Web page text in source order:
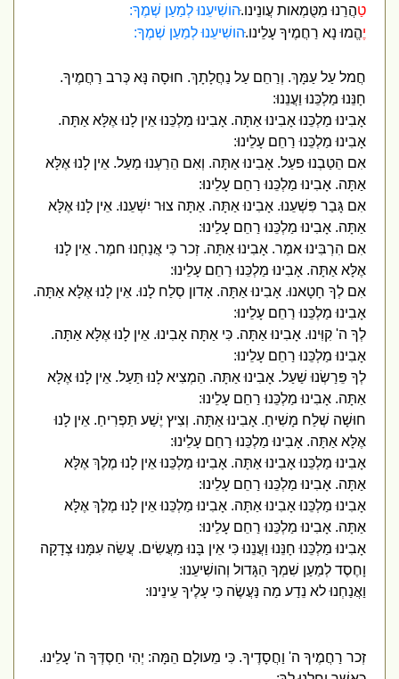
ַהֲרֵנוּ מִטֻּמְאות עֲונֵינו.ּהושִׁיעֵנוּ לְמַעַן שְׁמֶךָ:
הֱמוּ נָא רַחֲמֶיךָ עָלֵינו.ּהושִׁיעֵנוּ לְמַעַן שְׁמֶךָ:
חֲמל עַל עַמָּךְ. וְרַחֵם עַל נַחֲלָתָךְ. חוּסָה נָּא כְּרב רַחֲמֶיךָ.
חָנֵּנוּ מַלְכֵּנוּ וַעֲנֵנוּ:
אָבִינוּ מַלְכֵּנוּ אָבִינוּ אַתָּה. אָבִינוּ מַלְכֵּנוּ אֵין לָנוּ אֶלָּא אַתָּה.
אָבִינוּ מַלְכֵּנוּ רַחֵם עָלֵינוּ:
אִם הֵטַבְנוּ פעַל. אָבִינוּ אַתָּה. וְאִם הֵרַעְנוּ מַעַל. אֵין לָנוּ אֶלָּא
אַתָּה. אָבִינוּ מַלְכֵּנוּ רַחֵם עָלֵינוּ:
אִם גָּבַר פִּשְׁעֵנוּ. אָבִינוּ אַתָּה. אַתָּה צוּר יִשְׁעֵנוּ. אֵין לָנוּ אֶלָּא
אַתָּה. אָבִינוּ מַלְכֵּנוּ רַחֵם עָלֵינוּ:
אִם הִרְבִּינוּ אמֶר. אָבִינוּ אַתָּה. זְכר כִּי אֲנַחְנוּ חמֶר. אֵין לָנוּ
אֶלָּא אַתָּה. אָבִינוּ מַלְכֵּנוּ רַחֵם עָלֵינוּ:
אִם לְךָ חָטָאנוּ. אָבִינוּ אַתָּה. אָדון סְלַח לָנוּ. אֵין לָנוּ אֶלָּא אַתָּה.
אָבִינוּ מַלְכֵּנוּ רַחֵם עָלֵינוּ:
לְךָ ה' קִוִּינוּ. אָבִינוּ אַתָּה. כִּי אַתָּה אָבִינוּ. אֵין לָנוּ אֶלָּא אַתָּה.
אָבִינוּ מַלְכֵּנוּ רַחֵם עָלֵינוּ:
לְךָ פֵּרַשְׂנוּ שַׁעַל. אָבִינוּ אַתָּה. הַמְצִיא לָנוּ תַּעַל. אֵין לָנוּ אֶלָּא
אַתָּה. אָבִינוּ מַלְכֵּנוּ רַחֵם עָלֵינוּ:
חוּשָׁה שְׁלַח מָשִׁיחַ. אָבִינוּ אַתָּה. וְצִיץ יֶשַׁע תַּפְרִיחַ. אֵין לָנוּ
אֶלָּא אַתָּה. אָבִינוּ מַלְכֵּנוּ רַחֵם עָלֵינוּ:
אָבִינוּ מַלְכֵּנוּ אָבִינוּ אַתָּה. אָבִינוּ מַלְכֵּנוּ אֵין לָנוּ מֶלֶךְ אֶלָּא
אַתָּה. אָבִינוּ מַלְכֵּנוּ רַחֵם עָלֵינוּ:
אָבִינוּ מַלְכֵּנוּ אָבִינוּ אַתָּה. אָבִינוּ מַלְכֵּנוּ אֵין לָנוּ מֶלֶךְ אֶלָּא
אַתָּה. אָבִינוּ מַלְכֵּנוּ רַחֵם עָלֵינוּ:
אָבִינוּ מַלְכֵּנוּ חָנֵּנוּ וַעֲנֵנוּ כִּי אֵין בָּנוּ מַעֲשִׂים. עֲשֵׂה עִמָּנוּ צְדָקָה
וָחֶסֶד לְמַעַן שִׁמְךָ הַגָּדול וְהושִׁיעֵנוּ:
וַאֲנַחְנוּ לא נֵדַע מַה נַּעֲשֶׂה כִּי עָלֶיךָ עֵינֵינוּ:
זְכר רַחֲמֶיךָ ה' וַחֲסָדֶיךָ. כִּי מֵעולָם הֵמָּה: יְהִי חַסְדְּךָ ה' עָלֵינוּ.